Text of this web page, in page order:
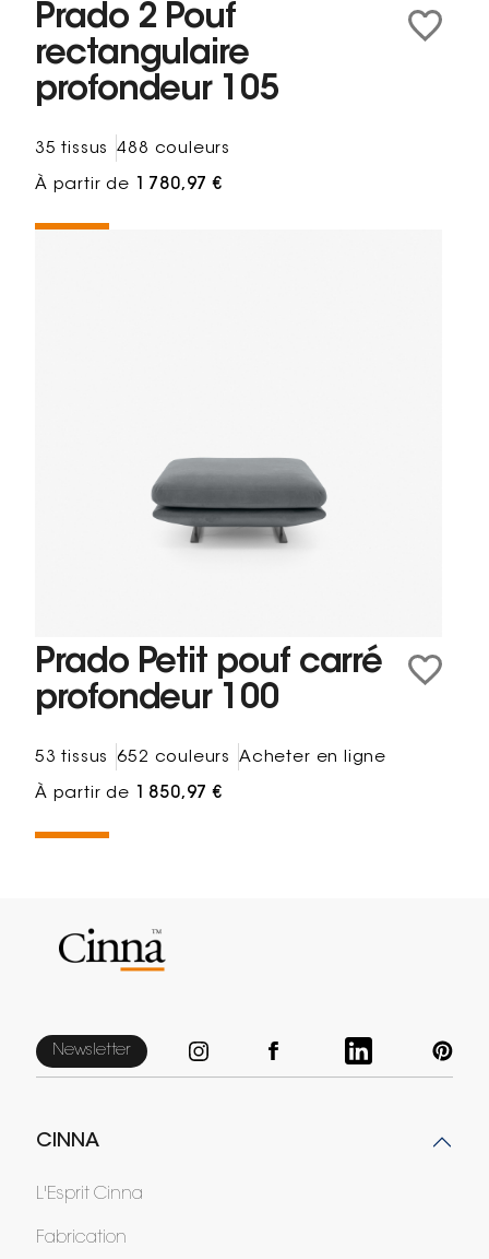
Prado 2 Pouf
rectangulaire
profondeur 105
35 tissus 488 couleurs
À partir de 1 780,97 €
Prado Petit pouf carré
profondeur 100
53 tissus 652 couleurs Acheter en ligne
À partir de 1 850,97 €
Newsletter
CINNA
L'Esprit Cinna
Fabrication